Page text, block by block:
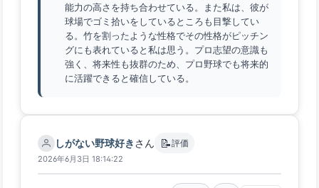
能力の高さを持ち合わせている。また私は、彼が
球場でゴミ拾いをしているところも目撃してい
る。竹を割ったような性格でその性格がピッチン
グにも表れていると私は思う。プロ志望の意識も
強く、将来性も抜群のため、プロ野球でも将来的
に活躍できると確信している。
しがない野球好きさん 📝評価
2026年6月3日 18:14:22